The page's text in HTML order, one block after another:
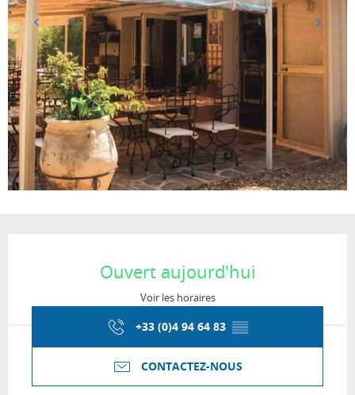
Ouvert aujourd'hui
Voir les horaires
+33 (0)4 94 64 83 ▒▒
CONTACTEZ-NOUS